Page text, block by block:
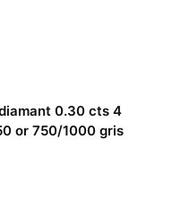
0.30 cts 4
or 750/1000 gris